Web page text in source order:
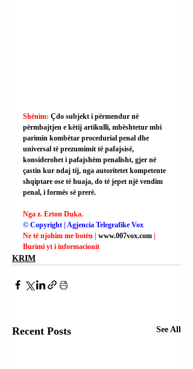
Shënim: Çdo subjekt i përmendur në
përmbajtjen e këtij artikulli, mbështetur mbi
parimin kombëtar procedurial penal dhe
universal të prezumimit të pafajsisë,
konsiderohet i pafajshëm penalisht, gjer në
çastin kur ndaj tij, nga autoritetet kompetente
shqiptare ose të huaja, do të jepet një vendim
penal, i formës së prerë.
Nga z. Erton Duka.
© Copyright | Agjencia Telegrafike Vox
Ne të njohim me botën | www.007vox.com |
Burimi yt i informacionit
KRIM
Recent Posts See All